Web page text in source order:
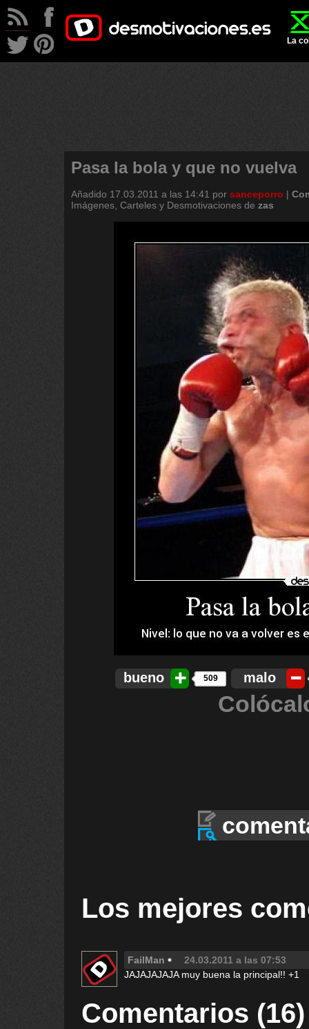
La
Pasa la bola y que no vuelva
Añadido 17.03.2011 a las 14:41 por sanceporro |
Imágenes, Carteles y Desmotivaciones de zas
bueno 509 malo
Los mejores
FailMan
24.03.2011 a las 07:53
JAJAJAJAJA muy buena la principal!! +1
Comentarios (16)